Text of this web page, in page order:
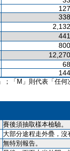
；「M」則代表「任何
賽後須抽取樣本檢驗。
大部分途程走外疊，
無特別報告。